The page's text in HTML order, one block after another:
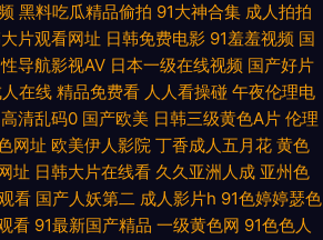
航 国产观看视频在线路 欧美区国产区二区三区
年私人影院网 久久丁香香蕉 视频亚欧美日韩在线
一区二区久久 日本国产一区 在线免费观看国产视
费高清 亚洲精品中文字幕电影 成全的高清大全 密
黑料吃瓜精品偷拍 91大神合集 成人拍拍
片观看网址 日韩免费电影 91羞羞视频 国
性导航影视AV 日本一级在线视频 国产好片
在线 精品免费看 人人看操碰 午夜伦理电
高清乱码0 国产欧美 日韩三级黄色A片 伦理
网址 欧美伊人影院 丁香成人五月花 黄色
址 日韩大片在线看 久久亚洲人成 亚州色
看 国产人妖第二 成人影片h 91色婷婷瑟色
看 91最新国产精品 一级黄色网 91色色人